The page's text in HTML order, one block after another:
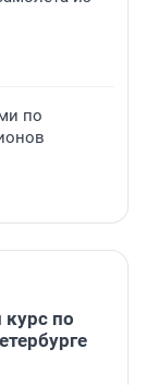
по
по